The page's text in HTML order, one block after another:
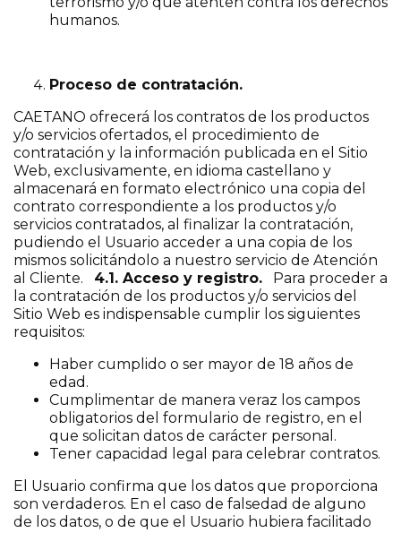
humanos.
Proceso de contratación.
CAETANO ofrecerá los contratos de los productos
y/o servicios ofertados, el procedimiento de
contratación y la información publicada en el Sitio
Web, exclusivamente, en idioma castellano y
almacenará en formato electrónico una copia del
contrato correspondiente a los productos y/o
servicios contratados, al finalizar la contratación,
pudiendo el Usuario acceder a una copia de los
mismos solicitándolo a nuestro servicio de Atención
al Cliente. 4.1. Acceso y registro. Para proceder a
la contratación de los productos y/o servicios del
Sitio Web es indispensable cumplir los siguientes
requisitos:
Haber cumplido o ser mayor de 18 años de
edad.
Cumplimentar de manera veraz los campos
obligatorios del formulario de registro, en el
que solicitan datos de carácter personal.
Tener capacidad legal para celebrar contratos.
El Usuario confirma que los datos que proporciona
son verdaderos. En el caso de falsedad de alguno
de los datos, o de que el Usuario hubiera facilitado